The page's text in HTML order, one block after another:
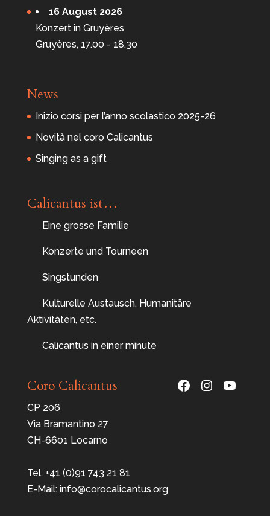
16 August 2026
Konzert in Gruyères
Gruyères, 17.00 - 18.30
News
Inizio corsi per l’anno scolastico 2025-26
Novità nel coro Calicantus
Singing as a gift
Calicantus ist…
Eine grosse Familie
Konzerte und Tourneen
Singstunden
Kulturelle Austausch, Humanitäre
Aktivitäten, etc.
Calicantus in einer minute
Coro Calicantus
CP 206
Via Bramantino 27
CH-6601 Locarno
Tel. +41 (0)91 743 21 81
E-Mail: info@corocalicantus.org
Facebook
Instagram